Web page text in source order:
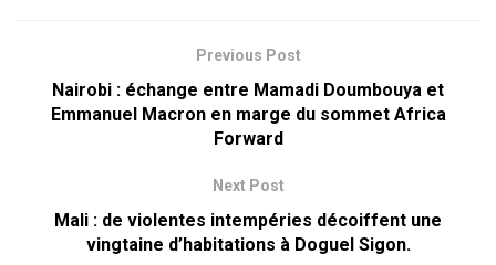
Previous Post
Nairobi : échange entre Mamadi Doumbouya et
Emmanuel Macron en marge du sommet Africa
Forward
Next Post
Mali : de violentes intempéries décoiffent une
vingtaine d’habitations à Doguel Sigon.